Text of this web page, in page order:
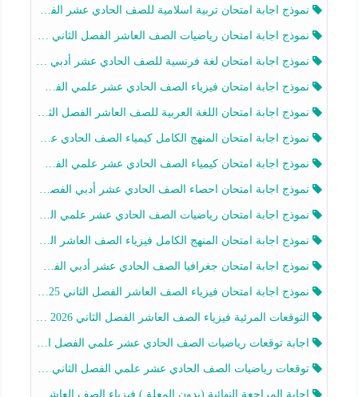
نموذج اجابة امتحان تربية اسلامية للصف الحادي عشر الفصل الثاني 2025-2026
نموذج اجابة امتحان رياضيات الصف العاشر الفصل الثاني 2025-2026
نموذج اجابة امتحان لغة فرنسية للصف الحادي عشر أدبي الفصل الثاني 2025-2026
نموذج اجابة امتحان فيزياء الصف الحادي عشر علمي الفصل الثاني 2025-2026
نموذج اجابة امتحان اللغة العربية للصف العاشر الفصل الثاني 2025-2026
نموذج اجابة امتحان المنهج الكامل كيمياء الصف الحادي عشر علمي الفصل الثاني 2025-2026
نموذج اجابة امتحان كيمياء الصف الحادي عشر علمي الفصل الثاني 2025-2026
نموذج اجابة امتحان احصاء الصف الحادي عشر أدبي الفصل الثاني 2025-2026
نموذج اجابة امتحان رياضيات الصف الحادي عشر علمي الفصل الثاني 2025-2026
نموذج اجابة امتحان المنهج الكامل فيزياء الصف العاشر الفصل الثاني 2025-2026
نموذج اجابة امتحان جغرافيا الصف الحادي عشر أدبي الفصل الثاني 2025-2026
نموذج اجابة امتحان فيزياء الصف العاشر الفصل الثاني 2025-2026
التوقعات المرئية فيزياء الصف العاشر الفصل الثاني 2026 أ هيثم الليثي
اجابة توقعات رياضيات الصف الحادي عشر علمي الفصل الثاني 2025-2026 أ عمرو فايز
توقعات رياضيات الصف الحادي عشر علمي الفصل الثاني 2025-2026 أ عمرو فايز
اجابة المراجعة النهائية (بدون المعلق) فيزياء الصف العاشر الفصل الثاني أ أحمد نبيه